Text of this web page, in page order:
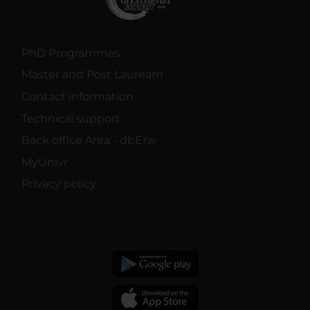
PhD Programmes
Master and Post Lauream
Contact information
Technical support
Back office Area - dbErw
MyUnivr
Privacy policy